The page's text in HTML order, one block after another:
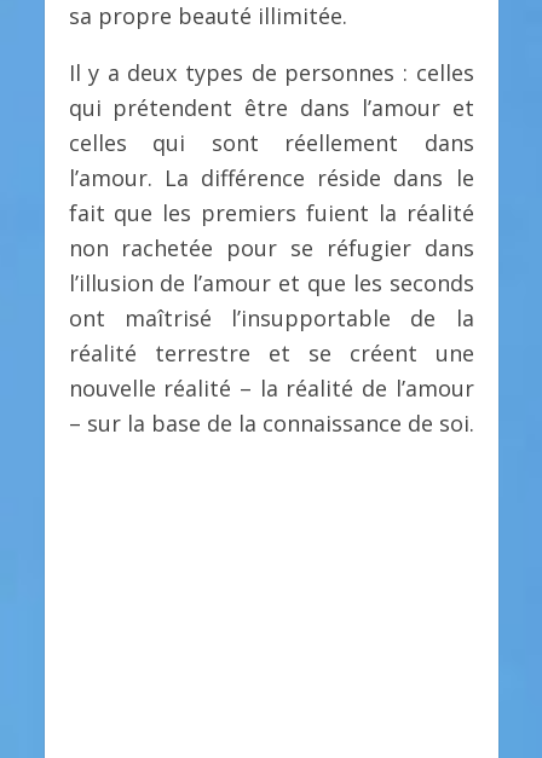
sa propre beauté illimitée.
Il y a deux types de personnes : celles
qui prétendent être dans l’amour et
celles qui sont réellement dans
l’amour. La différence réside dans le
fait que les premiers fuient la réalité
non rachetée pour se réfugier dans
l’illusion de l’amour et que les seconds
ont maîtrisé l’insupportable de la
réalité terrestre et se créent une
nouvelle réalité – la réalité de l’amour
– sur la base de la connaissance de soi.